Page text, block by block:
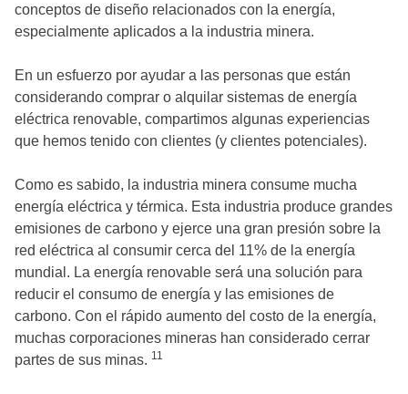
conceptos de diseño relacionados con la energía,
especialmente aplicados a la industria minera.
En un esfuerzo por ayudar a las personas que están
considerando comprar o alquilar sistemas de energía
eléctrica renovable, compartimos algunas experiencias
que hemos tenido con clientes (y clientes potenciales).
Como es sabido, la industria minera consume mucha
energía eléctrica y térmica. Esta industria produce grandes
emisiones de carbono y ejerce una gran presión sobre la
red eléctrica al consumir cerca del 11% de la energía
mundial. La energía renovable será una solución para
reducir el consumo de energía y las emisiones de
carbono. Con el rápido aumento del costo de la energía,
muchas corporaciones mineras han considerado cerrar
partes de sus minas. 11